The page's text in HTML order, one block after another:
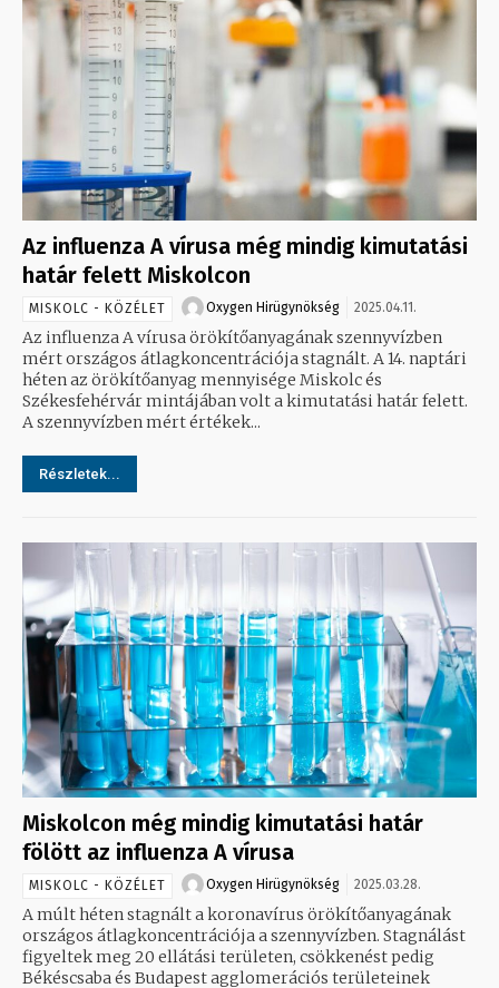
Az influenza A vírusa még mindig kimutatási
határ felett Miskolcon
MISKOLC - KÖZÉLET Oxygen Hirügynökség 2025.04.11.
Az influenza A vírusa örökítőanyagának szennyvízben
mért országos átlagkoncentrációja stagnált. A 14. naptári
héten az örökítőanyag mennyisége Miskolc és
Székesfehérvár mintájában volt a kimutatási határ felett.
A szennyvízben mért értékek...
Részletek...
Miskolcon még mindig kimutatási határ
fölött az influenza A vírusa
MISKOLC - KÖZÉLET Oxygen Hirügynökség 2025.03.28.
A múlt héten stagnált a koronavírus örökítőanyagának
országos átlagkoncentrációja a szennyvízben. Stagnálást
figyeltek meg 20 ellátási területen, csökkenést pedig
Békéscsaba és Budapest agglomerációs területeinek